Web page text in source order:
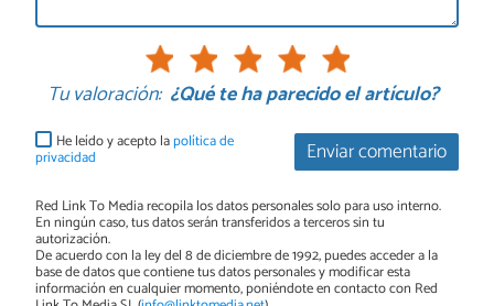
Tu valoración: ¿Qué te ha parecido el artículo?
Enviar comentario
He leído y acepto lapolítica de
privacidad
Red Link To Media recopila los datos personales solo para uso interno.
En ningún caso, tus datos serán transferidos a terceros sin tu
autorización.
De acuerdo con la ley del 8 de diciembre de 1992, puedes acceder a la
base de datos que contiene tus datos personales y modificar esta
información en cualquier momento, poniéndote en contacto con Red